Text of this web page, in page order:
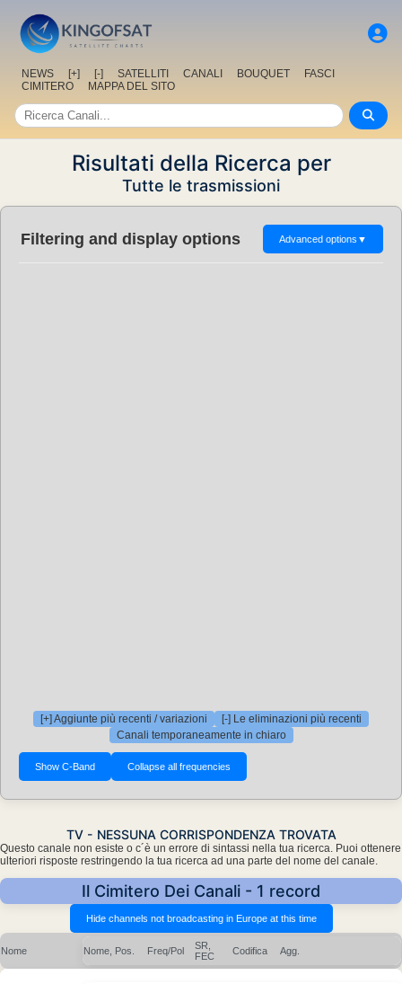
NEWS [+] [-] SATELLITI CANALI BOUQUET
FASCI
CIMITERO
MAPPA DEL SITO
Risultati della Ricerca per
Tutte le trasmissioni
Filtering and display options Advanced options ▼
[+] Aggiunte più recenti / variazioni
[-] Le eliminazioni più recenti
Canali temporaneamente in chiaro
TV - NESSUNA CORRISPONDENZA TROVATA
Questo canale non esiste o c´è un errore di sintassi nella tua ricerca. Puoi ottenere
ulteriori risposte restringendo la tua ricerca ad una parte del nome del canale.
Il Cimitero Dei Canali - 1 record
Nome Nome, Pos. Freq/Pol
SR,
FEC
Codifica Agg.